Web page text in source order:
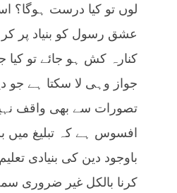
لوں تو کیا درست ہوگا؟
عشق رسول کو بنیاد پر
کنارہ کش ہو جائے تو کیا
جواز وہی لا سکتا ہے جو
تصورات سے بھی واقف
افسوس ہے کہ تبلیغ میں
باوجود دین کی بنیادی
کرنا بالکل غیر ضروری